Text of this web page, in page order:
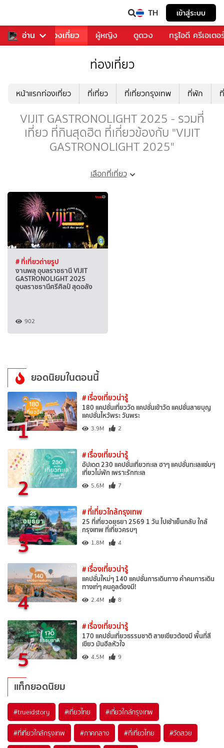
TH เข้าสู่ระบบ
อ่าน
อาหาร ท่องเที่ยว ผู้หญิง ดูดวง ทรูไอดี ครีเอเตอ
ท่องเที่ยว
หน้าแรกท่องเที่ยว ที่เที่ยว ที่เที่ยวกรุงเทพ ที่พัก
VIJIT GASTRONOLIGHT 2025 - รวมที่
เที่ยว ที่กินสุดฮิต ที่เกี่ยวข้องกับ "VIJIT
GASTRONOLIGHT 2025"
เลือกที่เที่ยว
# ที่เที่ยวถ่ายรูป
งานพลุ อุบลราชธานี VIJIT
GASTRONOLIGHT 2025
อุบลราชธานีศรีศิลป์ สุดอลัง
902
ยอดนิยมในตอนนี้
1
# เรื่องเที่ยวน่ารู้
180 แคปชั่นเที่ยววัด แคปชั่นเข้าวัด แคปชั่นสายบุญ
แคปชั่นไหว้พระ วันพระ
3.9M 2
2
# เรื่องเที่ยวน่ารู้
อัปเดต 230 แคปชั่นเที่ยวทะเล ฮาๆ แคปชั่นทะเลแซ่บๆ
เที่ยวไม่พัก เพราะรักทะเล
5.6M 7
3
# ที่เที่ยวใกล้กรุงเทพ
25 ที่เที่ยวอยุธยา 2569 1 วัน ไปเช้าเย็นกลับ ใกล้
กรุงเทพ ที่เที่ยวครบๆ
1.8M 4
4
# เรื่องเที่ยวน่ารู้
แคปชั่นใหม่ๆ 140 แคปชั่นการเดินทาง คำคมการเดิน
ทางเท่ๆ คนคูลต้องมี!
2.4M 8
5
# เรื่องเที่ยวน่ารู้
170 แคปชั่นเที่ยวธรรมชาติ สายเขียวต้องมี พื้นที่สี
เขียว มันฮีลหัวใจ
4.5M 9
แท็กยอดนิยม
#trueidstory #เที่ยวไทย #เที่ยวใกล้กรุงเทพ
#ที่เที่ยวใกล้กรุงเทพ #ภาคกลาง #ที่เที่ยวไทย #วัดสวย